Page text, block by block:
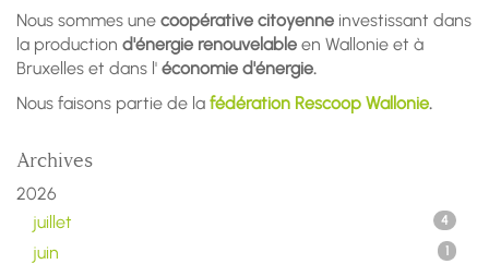
Nous sommes une coopérative citoyenne investissant dans
la production d'énergie renouvelable en Wallonie et à
Bruxelles et dans l' économie d'énergie.
Nous faisons partie de la fédération Rescoop Wallonie.
Archives
2026
juillet
4
juin 1